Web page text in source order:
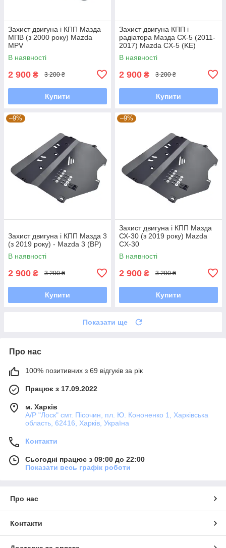
Захист двигуна і КПП Мазда
МПВ (з 2000 року) Mazda
MPV
В наявності
2 900 ₴ 3 200 ₴
Купити
Захист двигуна КПП і
радіатора Мазда СХ-5 (2011-
2017) Mazda CX-5 (KE)
В наявності
2 900 ₴ 3 200 ₴
Купити
–9%
Захист двигуна і КПП Мазда 3
(з 2019 року) - Mazda 3 (BP)
В наявності
2 900 ₴ 3 200 ₴
Купити
–9%
Захист двигуна і КПП Мазда
СХ-30 (з 2019 року) Mazda
CX-30
В наявності
2 900 ₴ 3 200 ₴
Купити
Показати ще
Про нас
100% позитивних з 69 відгуків за рік
Працює з 17.09.2022
м. Харків
А/Р "Лоск" смт. Пісочин, пл. Ю. Кононенко 1, Харківська
область, 62416, Харків, Україна
Контакти
Сьогодні працює з 09:00 до 22:00
Показати весь графік роботи
Про нас
Контакти